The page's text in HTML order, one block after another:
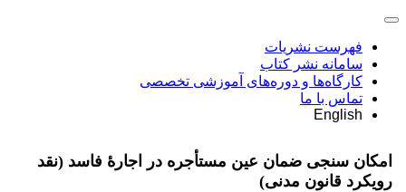
فهرست نشریات
سامانه نشر کتاب
کارگاه‌ها و دوره‌های آموزشی تخصصی
تماس با ما
English
امکان ‌سنجی ضمان عین مستأجره در اجارۀ فاسد ‏(نقد
رویکرد قانون مدنی)